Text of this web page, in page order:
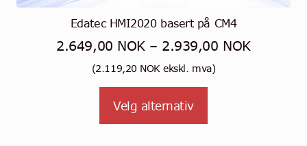
Edatec HMI2020 basert på CM4
2.649,00 NOK – 2.939,00 NOK
(2.119,20 NOKekskl. mva)
Velg alternativ